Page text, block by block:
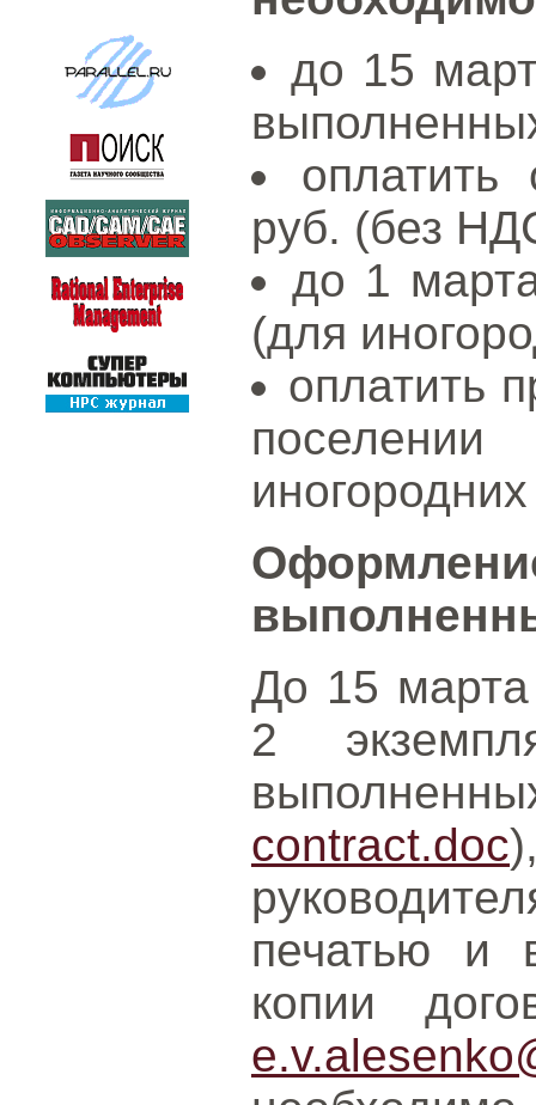
до 15
руб. (без
до 1
(для
оплатить
До 15 марта
2
contract.doc
печатью и
копии